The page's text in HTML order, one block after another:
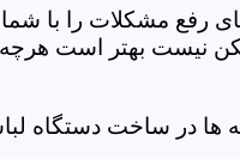
مشکلات را با شما
بهتر است هرچه
ها در ساخت دستگاه